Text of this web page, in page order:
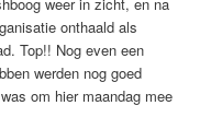
onthaald als
Top!! Nog even een
werden nog goed
om hier maandag mee